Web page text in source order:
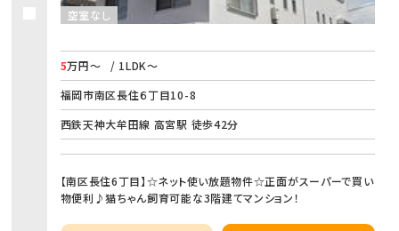
空室なし
5万円～
/ 1LDK～
福岡市南区長住６丁目10-8
西鉄天神大牟田線 高宮駅 徒歩42分
【南区長住6丁目】☆ネット使い放題物件☆正面がスーパーで買い
物便利♪猫ちゃん飼育可能な3階建てマンション！